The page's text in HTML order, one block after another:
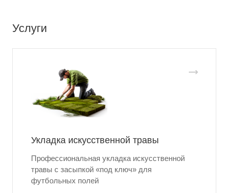
Услуги
Укладка искусственной травы
Профессиональная укладка искусственной
травы с засыпкой «под ключ» для
футбольных полей